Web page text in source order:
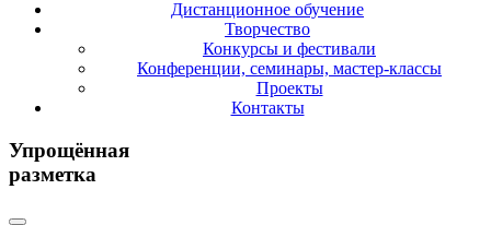
Дистанционное обучение
Творчество
Конкурсы и фестивали
Конференции, семинары, мастер-классы
Проекты
Контакты
Упрощённая
разметка